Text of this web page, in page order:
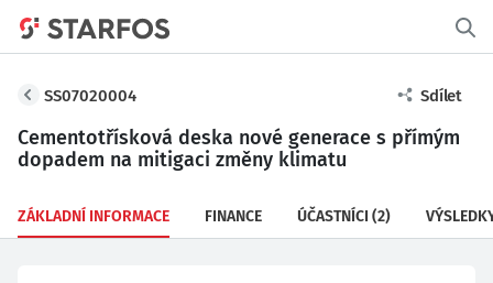
SS07020004 Sdílet
Cementotřísková deska nové generace s přímým
dopadem na mitigaci změny klimatu
ZÁKLADNÍ INFORMACE FINANCE ÚČASTNÍCI (2)